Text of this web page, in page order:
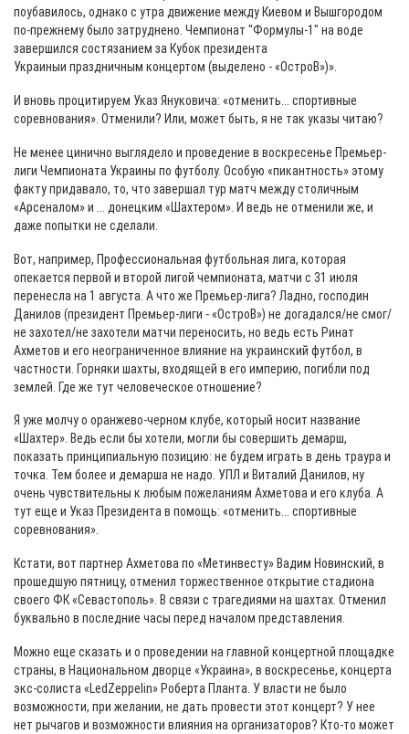
поубавилось, однако с утра движение между Киевом и Вышгородом
по-прежнему было затруднено. Чемпионат "Формулы-1" на воде
завершился состязанием за Кубок президента
Украиныи праздничным концертом (выделено - «ОстроВ»)».
И вновь процитируем Указ Януковича: «отменить... спортивные
соревнования». Отменили? Или, может быть, я не так указы читаю?
Не менее цинично выглядело и проведение в воскресенье Премьер-
лиги Чемпионата Украины по футболу. Особую «пикантность» этому
факту придавало, то, что завершал тур матч между столичным
«Арсеналом» и ... донецким «Шахтером». И ведь не отменили же, и
даже попытки не сделали.
Вот, например, Профессиональная футбольная лига, которая
опекается первой и второй лигой чемпионата, матчи с 31 июля
перенесла на 1 августа. А что же Премьер-лига? Ладно, господин
Данилов (президент Премьер-лиги - «ОстроВ») не догадался/не смог/
не захотел/не захотели матчи переносить, но ведь есть Ринат
Ахметов и его неограниченное влияние на украинский футбол, в
частности. Горняки шахты, входящей в его империю, погибли под
землей. Где же тут человеческое отношение?
Я уже молчу о оранжево-черном клубе, который носит название
«Шахтер». Ведь если бы хотели, могли бы совершить демарш,
показать принципиальную позицию: не будем играть в день траура и
точка. Тем более и демарша не надо. УПЛ и Виталий Данилов, ну
очень чувствительны к любым пожеланиям Ахметова и его клуба. А
тут еще и Указ Президента в помощь: «отменить... спортивные
соревнования».
Кстати, вот партнер Ахметова по «Метинвесту» Вадим Новинский, в
прошедшую пятницу, отменил торжественное открытие стадиона
своего ФК «Севастополь». В связи с трагедиями на шахтах. Отменил
буквально в последние часы перед началом представления.
Можно еще сказать и о проведении на главной концертной площадке
страны, в Национальном дворце «Украина», в воскресенье, концерта
экс-солиста «LedZeppelin» Роберта Планта. У власти не было
возможности, при желании, не дать провести этот концерт? У нее
нет рычагов и возможности влияния на организаторов? Кто-то может